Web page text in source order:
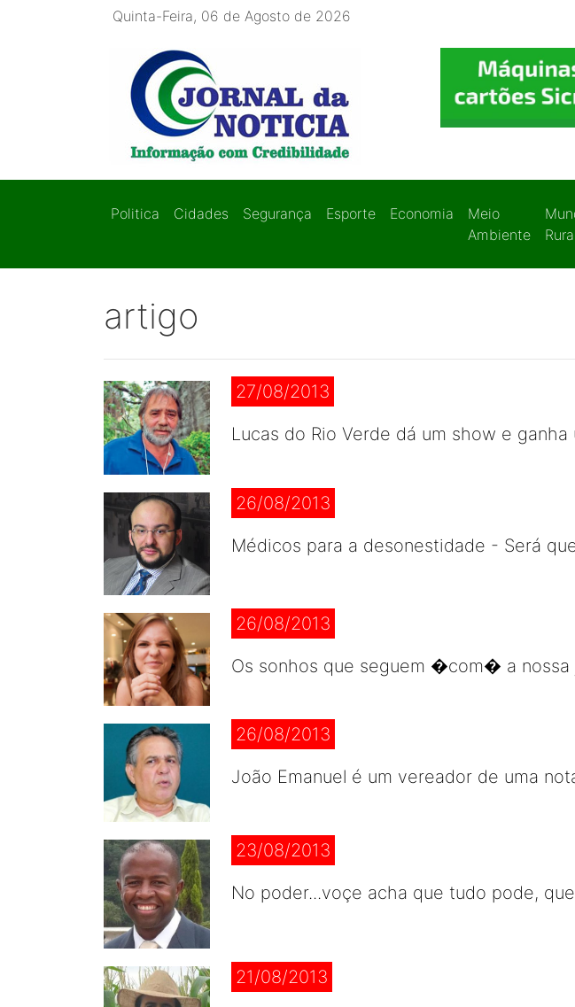
Quinta-Feira, 06 de Agosto de 2026
Politica Cidades Segurança Esporte Economia
Meio
Ambiente
artigo
27/08/2013
Lucas do Rio Verde dá um show e
26/08/2013
Médicos para a desonestidade - Será
26/08/2013
Os sonhos que seguem �com� a
26/08/2013
João Emanuel é um vereador de uma
23/08/2013
No poder...voçe acha que tudo pode,
21/08/2013